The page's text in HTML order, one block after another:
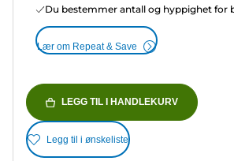
Du bestemmer antall og hyppighet for
Lær om Repeat & Save
LEGG TIL I HANDLEKURV
Legg til i ønskeliste